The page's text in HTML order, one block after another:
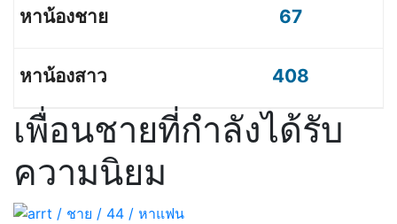
67
408
เพื่อนชายที่กำลังได้รับ
ความนิยม